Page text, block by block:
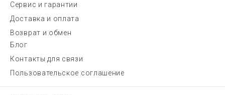
Сервис и гарантии
Доставка и оплата
Возврат и обмен
Блог
Контакты для связи
Пользовательское соглашение